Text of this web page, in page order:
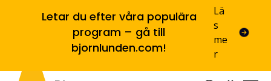
Letar du efter våra populära
program – gå till
bjornlunden.com!
Lä
s
me
r